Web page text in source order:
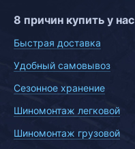
8 причин купить у нас
Быстрая доставка
Удобный самовывоз
Сезонное хранение
Шиномонтаж легковой
Шиномонтаж грузовой